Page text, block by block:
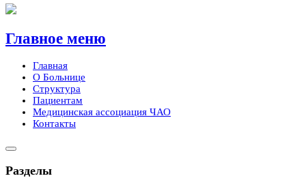
Skip
content
Главное меню
Главная
О Больнице
Структура
Пациентам
Медицинская ассоциация ЧАО
Контакты
Разделы